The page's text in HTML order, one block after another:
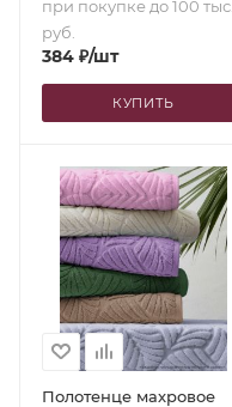
при покупке до 100 тыс.
руб.
384 ₽/шт
КУПИТЬ
Полотенце махровое